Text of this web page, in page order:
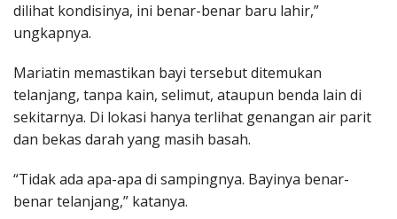
dilihat kondisinya, ini benar-benar baru lahir,”
ungkapnya.
Mariatin memastikan bayi tersebut ditemukan
telanjang, tanpa kain, selimut, ataupun benda lain di
sekitarnya. Di lokasi hanya terlihat genangan air parit
dan bekas darah yang masih basah.
“Tidak ada apa-apa di sampingnya. Bayinya benar-
benar telanjang,” katanya.